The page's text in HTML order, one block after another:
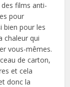
films anti-
pour
bien pour les
chaleur qui
vous-mêmes.
de carton,
et cela
donc la